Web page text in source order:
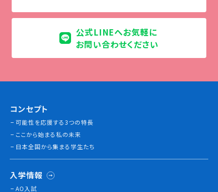
情報公開
よくあるご質問
お問い合わせ
公式LINEへお気軽に
お問い合わせください
コンセプト
可能性を応援する3つの特長
ここから始まる私の未来
日本全国から集まる学生たち
入学情報
AO入試